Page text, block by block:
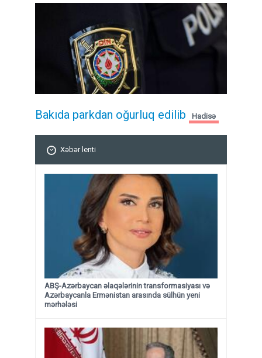
Bakıda parkdan oğurluq edilib Hadisə
Xəbər lenti
ABŞ-Azərbaycan əlaqələrinin transformasiyası və
Azərbaycanla Ermənistan arasında sülhün yeni
mərhələsi